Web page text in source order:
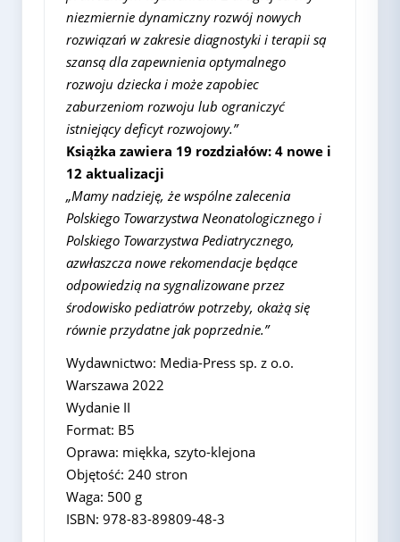
niezmiernie dynamiczny rozwój nowych
rozwiązań w zakresie diagnostyki i terapii są
szansą dla zapewnienia optymalnego
rozwoju dziecka i może zapobiec
zaburzeniom rozwoju lub ograniczyć
istniejący deficyt rozwojowy.”
Książka zawiera 19 rozdziałów: 4 nowe i
12 aktualizacji
„Mamy nadzieję, że wspólne zalecenia
Polskiego Towarzystwa Neonatologicznego i
Polskiego Towarzystwa Pediatrycznego,
azwłaszcza nowe rekomendacje będące
odpowiedzią na sygnalizowane przez
środowisko pediatrów potrzeby, okażą się
równie przydatne jak poprzednie.”
Wydawnictwo: Media-Press sp. z o.o.
Warszawa 2022
Wydanie II
Format: B5
Oprawa: miękka, szyto-klejona
Objętość: 240 stron
Waga: 500 g
ISBN: 978-83-89809-48-3